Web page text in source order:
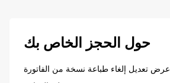
حول الحجز الخاص بك
عرض تعديل إلغاء طباعة نسخة من الفاتورة